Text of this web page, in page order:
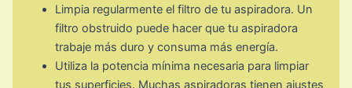
Limpia regularmente el filtro de tu aspiradora. Un
filtro obstruido puede hacer que tu aspiradora
trabaje más duro y consuma más energía.
Utiliza la potencia mínima necesaria para limpiar
tus superficies. Muchas aspiradoras tienen ajustes